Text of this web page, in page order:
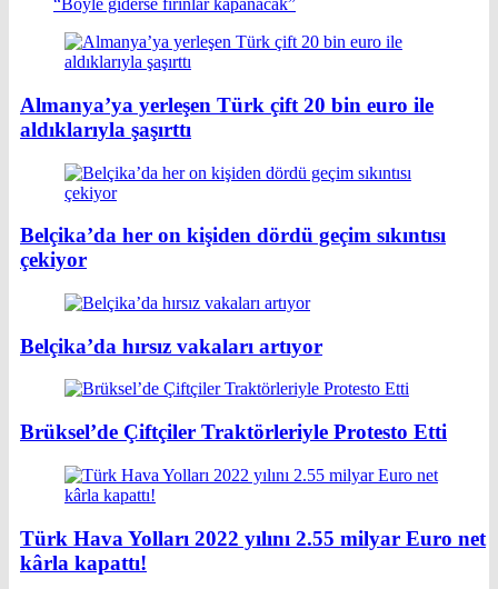
Almanya’ya yerleşen Türk çift 20 bin euro ile
aldıklarıyla şaşırttı
Belçika’da her on kişiden dördü geçim sıkıntısı
çekiyor
Belçika’da hırsız vakaları artıyor
Brüksel’de Çiftçiler Traktörleriyle Protesto Etti
Türk Hava Yolları 2022 yılını 2.55 milyar Euro net
kârla kapattı!